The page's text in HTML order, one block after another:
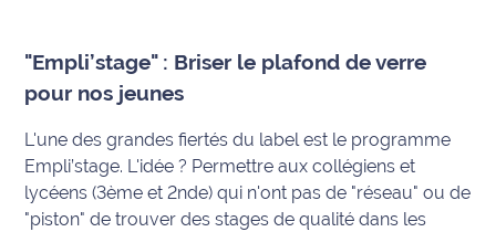
rouge
L'anecdote
de Jeff
"Empli’stage" : Briser le plafond de verre
pour nos jeunes
L'une des grandes fiertés du label est le programme
Empli’stage. L'idée ? Permettre aux collégiens et
lycéens (3ème et 2nde) qui n'ont pas de "réseau" ou de
"piston" de trouver des stages de qualité dans les